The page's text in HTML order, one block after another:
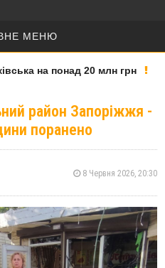
МЕНЮ
на понад 20 млн грн
район Запоріжжя -
поранено
8 Червня 2026, 20:30